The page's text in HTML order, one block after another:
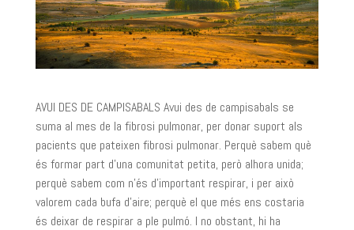
AVUI DES DE CAMPISABALS Avui des de campisabals se
suma al mes de la fibrosi pulmonar, per donar suport als
pacients que pateixen fibrosi pulmonar. Perquè sabem què
és formar part d’una comunitat petita, però alhora unida;
perquè sabem com n’és d’important respirar, i per això
valorem cada bufa d’aire; perquè el que més ens costaria
és deixar de respirar a ple pulmó. I no obstant, hi ha